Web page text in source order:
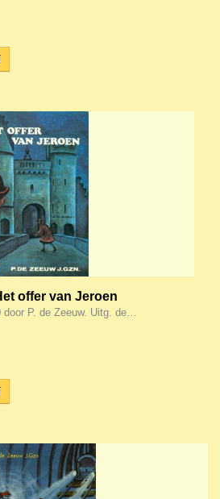
offer van Jeroen
door P. de Zeeuw. Uitg. de…